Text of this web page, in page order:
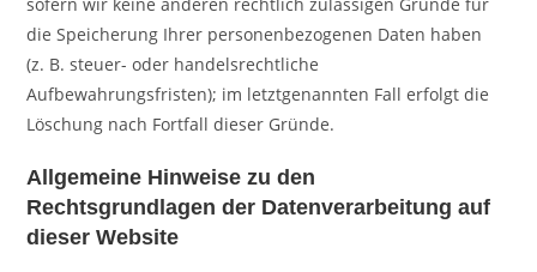
die Speicherung Ihrer personenbezogenen Daten haben
(z. B. steuer- oder handelsrechtliche
Aufbewahrungsfristen); im letztgenannten Fall erfolgt die
Löschung nach Fortfall dieser Gründe.
Allgemeine Hinweise zu den
Rechtsgrundlagen der Datenverarbeitung auf
dieser Website